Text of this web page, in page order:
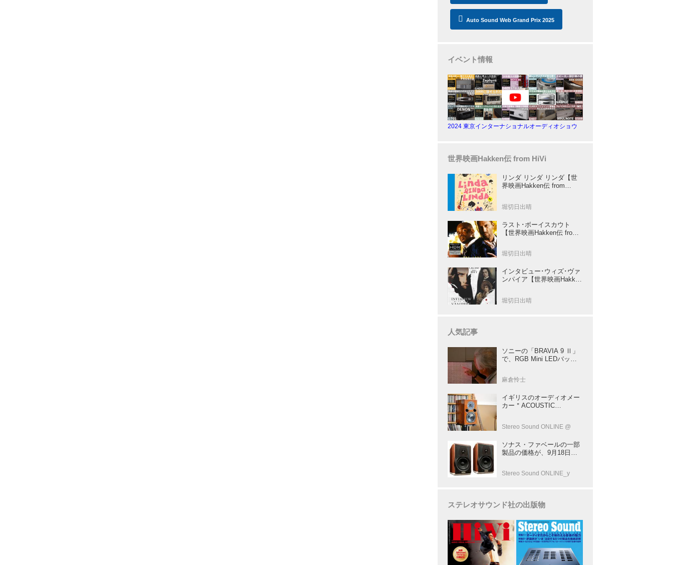
Auto Sound Web Grand Prix 2025
イベント情報
2024 東京インターナショナルオーディオショウ
世界映画Hakken伝 from HiVi
リンダ リンダ リンダ【世
界映画Hakken伝 from
傑作青春学園ストーリー！
堀切日出晴
ラスト･ボーイスカウト
【世界映画Hakken伝 from
が放つ負け犬アクションの
堀切日出晴
インタビュー･ウィズ･ヴァ
ンパイア【世界映画Hakken
督吸血鬼ホラー
堀切日出晴
人気記事
ソニーの「BRAVIA 9 Ⅱ」
で、RGB Mini LEDバック
リー” だ（後）：麻倉怜士
137
麻倉怜士
イギリスのオーディオメー
カー＂ACOUSTIC
「AE1」の40周年記念モデ
Stereo Sound ONLINE @
ソナス・ファベールの一部
製品の価格が、9月18日よ
Stereo Sound ONLINE_y
ステレオサウンド社の出版物